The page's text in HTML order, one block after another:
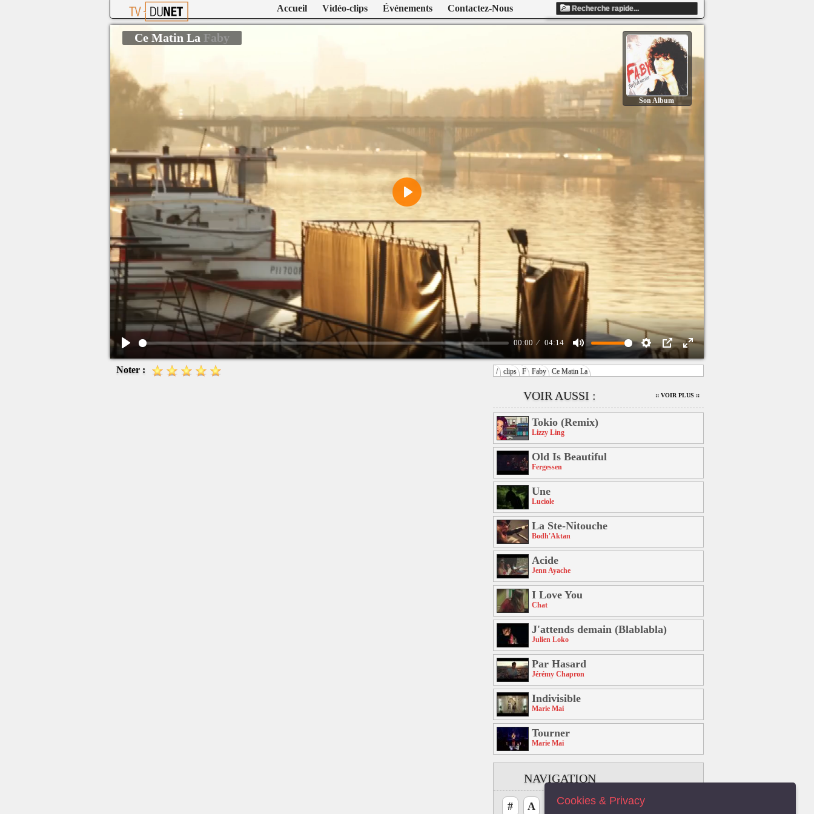
Accueil Vidéo-clips Événements Contactez-Nous
Play
00:00 04:14
Mute Settings
PIP
Enter
Play
Ce Matin La Faby
Son Album
/ clips F Faby Ce Matin La
VOIR AUSSI : :: VOIR PLUS ::
Tokio (Remix)
Lizzy Ling
Old Is Beautiful
Fergessen
Une
Luciole
La Ste-Nitouche
Bodh'Aktan
Acide
Jenn Ayache
I Love You
Chat
J'attends demain (Blablabla)
Julien Loko
Par Hasard
Jérémy Chapron
Indivisible
Marie Mai
Tourner
Marie Mai
NAVIGATION
# A C D E F
Noter :
Cookies & Privacy